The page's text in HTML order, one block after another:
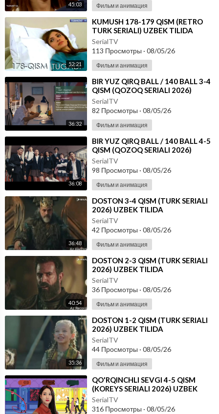
45:03 Фильм и анимация
52:21
⁣KUMUSH 178-179 QISM (RETRO
TURK SERIALI) UZBEK TILIDA
SerialTV
113 Просмотры · 08/05/26
Фильм и анимация
36:32
⁣⁣BIR YUZ QIRQ BALL / 140 BALL 3-4
QISM (QOZOQ SERIALI 2026)
UZBEK TILIDA
SerialTV
82 Просмотры · 08/05/26
Фильм и анимация
36:08
⁣⁣BIR YUZ QIRQ BALL / 140 BALL 4-5
QISM (QOZOQ SERIALI 2026)
UZBEK TILIDA
SerialTV
98 Просмотры · 08/05/26
Фильм и анимация
36:48
⁣DOSTON 3-4 QISM (TURK SERIALI
2026) UZBEK TILIDA
SerialTV
42 Просмотры · 08/05/26
Фильм и анимация
40:54
⁣DOSTON 2-3 QISM (TURK SERIALI
2026) UZBEK TILIDA
SerialTV
36 Просмотры · 08/05/26
Фильм и анимация
35:36
⁣DOSTON 1-2 QISM (TURK SERIALI
2026) UZBEK TILIDA
SerialTV
44 Просмотры · 08/05/26
Фильм и анимация
⁣⁣QO'RQINCHLI SEVGI 4-5 QISM
(KOREYS SERIALI 2026) UZBEK
TILIDA
SerialTV
316 Просмотры · 08/05/26